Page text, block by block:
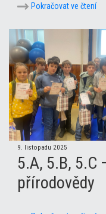
Pokračovat ve čtení
9. listopadu 2025
5.A, 5.B, 5.C
přírodovědy